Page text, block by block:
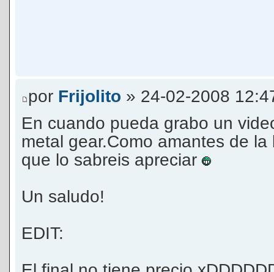
por Frijolito » 24-02-2008
En cuando pueda grabo un
metal gear.Como amantes de
que lo sabreis apreciar
Un saludo!
EDIT: